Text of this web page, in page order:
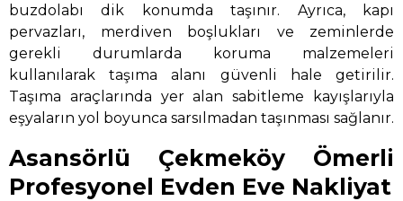
buzdolabı dik konumda taşınır. Ayrıca, kapı
pervazları, merdiven boşlukları ve zeminlerde
gerekli durumlarda koruma malzemeleri
kullanılarak taşıma alanı güvenli hale getirilir.
Taşıma araçlarında yer alan sabitleme kayışlarıyla
eşyaların yol boyunca sarsılmadan taşınması sağlanır.
Asansörlü Çekmeköy Ömerli
Profesyonel Evden Eve Nakliyat